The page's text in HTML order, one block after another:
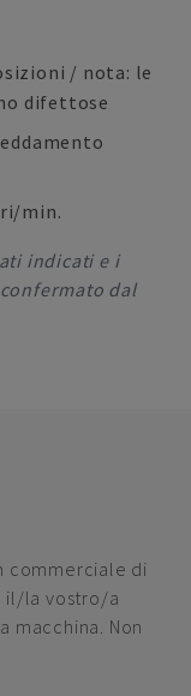
/ nota: le
difettose
min.
indicati e i
dal
commerciale di
il/la vostro/a
macchina. Non